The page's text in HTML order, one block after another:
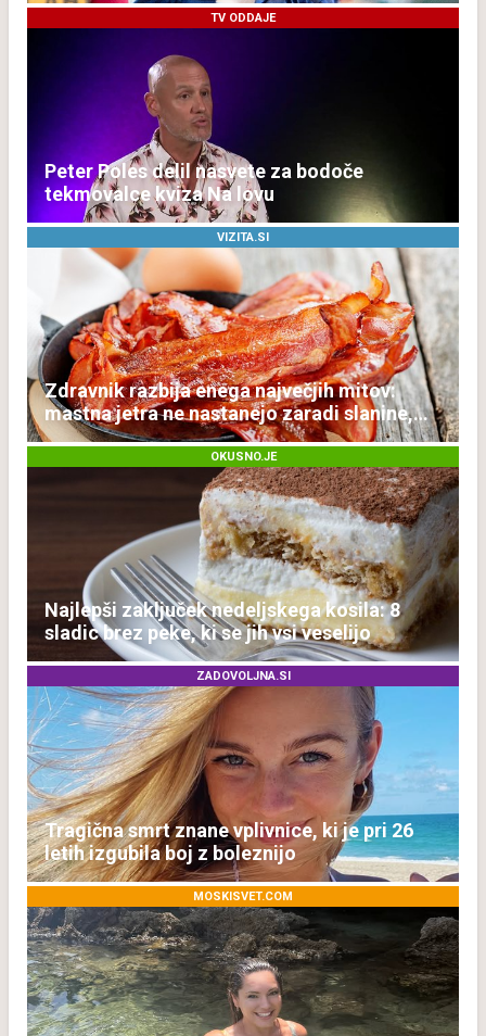
TV ODDAJE
Peter Poles delil nasvete za bodoče
tekmovalce kviza Na lovu
VIZITA.SI
Zdravnik razbija enega največjih mitov:
mastna jetra ne nastanejo zaradi slanine,
temveč zaradi živila, ki ga imamo vsi radi
OKUSNO.JE
Najlepši zaključek nedeljskega kosila: 8
sladic brez peke, ki se jih vsi veselijo
ZADOVOLJNA.SI
Tragična smrt znane vplivnice, ki je pri 26
letih izgubila boj z boleznijo
MOSKISVET.COM